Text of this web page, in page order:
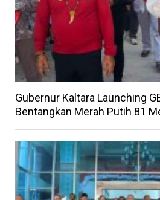
Gubernur Kaltara Launching
Bentangkan Merah Putih 81